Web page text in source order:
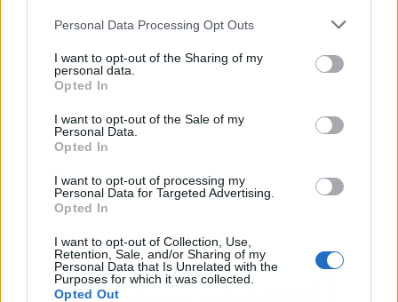
Personal Data Processing Opt Outs
I want to opt-out of the Sharing of my
personal data.
Opted In
I want to opt-out of the Sale of my
Personal Data.
Opted In
I want to opt-out of processing my
Personal Data for Targeted Advertising.
Opted In
I want to opt-out of Collection, Use,
Retention, Sale, and/or Sharing of my
Personal Data that Is Unrelated with the
Purposes for which it was collected.
Opted Out